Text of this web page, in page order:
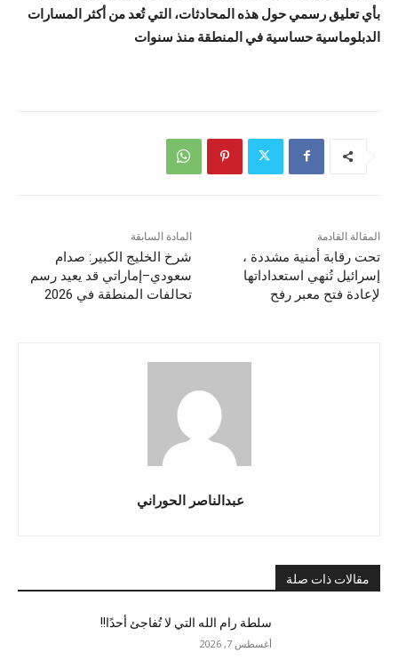
بأي تعليق رسمي حول هذه المحادثات، التي تُعد من أكثر المسارات
الدبلوماسية حساسية في المنطقة منذ سنوات
المادة السابقة
شرخ الخليج الكبير: صدام
سعودي–إماراتي قد يعيد رسم
تحالفات المنطقة في 2026
المقالة القادمة
تحت رقابة أمنية مشددة ،
إسرائيل تُنهي استعداداتها
لإعادة فتح معبر رفح
عبدالناصر الحوراني
مقالات ذات صلة
سلطة رام الله التي لا تُفاجئ أحدًا!!
أغسطس 7, 2026